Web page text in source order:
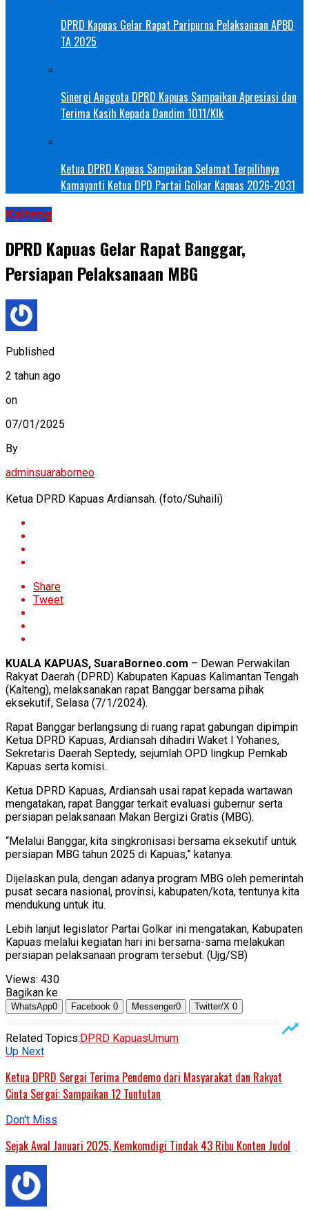
DPRD Kapuas Gelar Rapat Paripurna Pelaksanaan APBD
TA 2025
Sinergi Anggota DPRD Kapuas Sampaikan Apresiasi dan
Terima Kasih Kepada Dandim 1011/Klk
Ketua DPRD Kapuas Sampaikan Selamat Terpilihnya
Kamayanti Ketua DPD Partai Golkar Kapuas 2026-2031
Kalteng
DPRD Kapuas Gelar Rapat Banggar,
Persiapan Pelaksanaan MBG
Published
2 tahun ago
on
07/01/2025
By
adminsuaraborneo
Ketua DPRD Kapuas Ardiansah. (foto/Suhaili)
Share
Tweet
KUALA KAPUAS, SuaraBorneo.com – Dewan Perwakilan
Rakyat Daerah (DPRD) Kabupaten Kapuas Kalimantan Tengah
(Kalteng), melaksanakan rapat Banggar bersama pihak
eksekutif, Selasa (7/1/2024).
Rapat Banggar berlangsung di ruang rapat gabungan dipimpin
Ketua DPRD Kapuas, Ardiansah dihadiri Waket I Yohanes,
Sekretaris Daerah Septedy, sejumlah OPD lingkup Pemkab
Kapuas serta komisi.
Ketua DPRD Kapuas, Ardiansah usai rapat kepada wartawan
mengatakan, rapat Banggar terkait evaluasi gubernur serta
persiapan pelaksanaan Makan Bergizi Gratis (MBG).
“Melalui Banggar, kita singkronisasi bersama eksekutif untuk
persiapan MBG tahun 2025 di Kapuas,” katanya.
Dijelaskan pula, dengan adanya program MBG oleh pemerintah
pusat secara nasional, provinsi, kabupaten/kota, tentunya kita
mendukung untuk itu.
Lebih lanjut legislator Partai Golkar ini mengatakan, Kabupaten
Kapuas melalui kegiatan hari ini bersama-sama melakukan
persiapan pelaksanaan program tersebut. (Ujg/SB)
Views: 430
Bagikan ke
WhatsApp0 Facebook 0 Messenger0 Twitter/X 0
Related Topics:DPRD KapuasUmum
Up Next
Ketua DPRD Sergai Terima Pendemo dari Masyarakat dan Rakyat
Cinta Sergai: Sampaikan 12 Tuntutan
Don't Miss
Sejak Awal Januari 2025, Kemkomdigi Tindak 43 Ribu Konten Judol